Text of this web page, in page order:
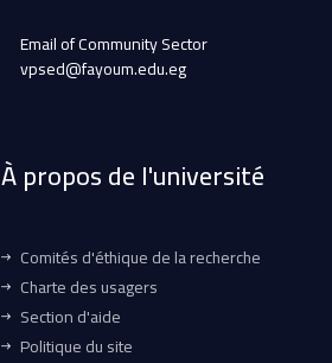
Email of Community Sector
vpsed@fayoum.edu.eg
À propos de l'université
Comités d'éthique de la recherche
Charte des usagers
Section d'aide
Politique du site